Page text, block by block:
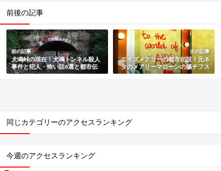
前後の記事
前の記事
犬鳴峠の現在！犬鳴トンネル殺人
事件と犯人・怖い話6選と都市伝
説・映画化や心霊スポットも総ま
次の記事
エイズメアリーの都市伝説！元ネ
タのメアリーマローンの腸チフス
事件も総まとめ
同じカテゴリーのアクセスランキング
今週のアクセスランキング